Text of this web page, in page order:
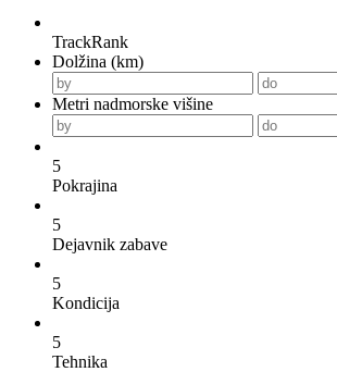
TrackRank
Dolžina (km)
Metri nadmorske višine
5
Pokrajina
5
Dejavnik zabave
5
Kondicija
5
Tehnika